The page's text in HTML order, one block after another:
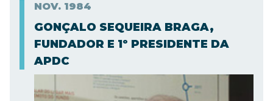
NOV. 1984
GONÇALO SEQUEIRA BRAGA,
FUNDADOR E 1º PRESIDENTE DA
APDC